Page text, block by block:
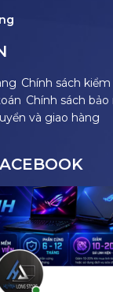
Chính sách
Chính sách bảo
và giao hàng